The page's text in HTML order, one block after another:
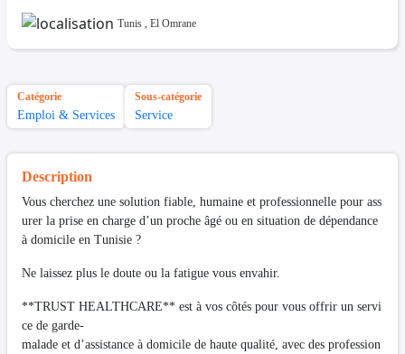
Tunis , El Omrane
Catégorie
Emploi & Services
Sous-catégorie
Service
Description
Vous cherchez une solution fiable, humaine et professionnelle pour ass
urer la prise en charge d’un proche âgé ou en situation de dépendance
à domicile en Tunisie ?
Ne laissez plus le doute ou la fatigue vous envahir.
**TRUST HEALTHCARE** est à vos côtés pour vous offrir un servi
ce de garde-
malade et d’assistance à domicile de haute qualité, avec des profession